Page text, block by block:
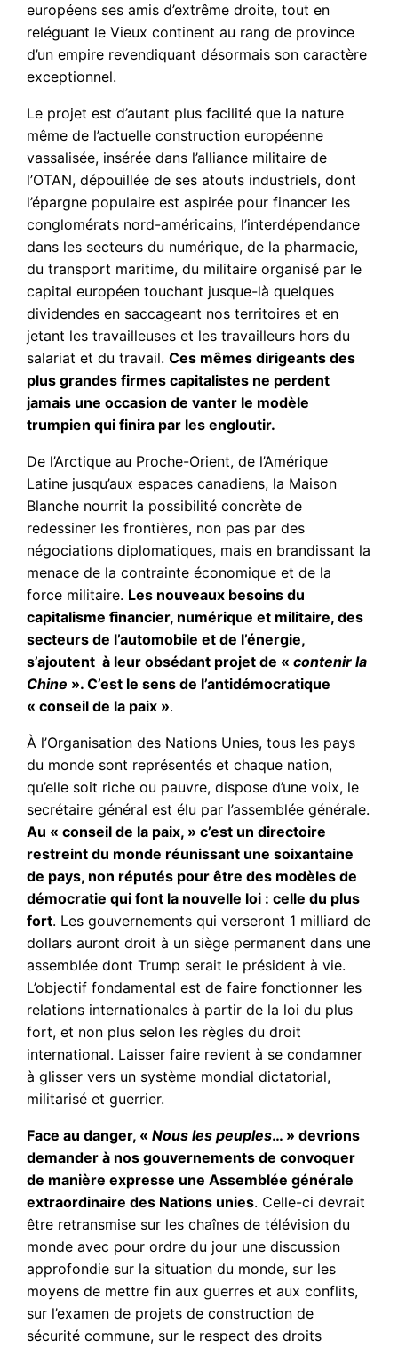
européens ses amis d’extrême droite, tout en
reléguant le Vieux continent au rang de province
d’un empire revendiquant désormais son caractère
exceptionnel.
Le projet est d’autant plus facilité que la nature
même de l’actuelle construction européenne
vassalisée, insérée dans l’alliance militaire de
l’OTAN, dépouillée de ses atouts industriels, dont
l’épargne populaire est aspirée pour financer les
conglomérats nord-américains, l’interdépendance
dans les secteurs du numérique, de la pharmacie,
du transport maritime, du militaire organisé par le
capital européen touchant jusque-là quelques
dividendes en saccageant nos territoires et en
jetant les travailleuses et les travailleurs hors du
salariat et du travail.Ces mêmes dirigeants des
plus grandes firmes capitalistes ne perdent
jamais une occasion de vanter le modèle
trumpien qui finira par les engloutir.
De l’Arctique au Proche-Orient, de l’Amérique
Latine jusqu’aux espaces canadiens, la Maison
Blanche nourrit la possibilité concrète de
redessiner les frontières, non pas par des
négociations diplomatiques, mais en brandissant la
menace de la contrainte économique et de la
force militaire. Les nouveaux besoins du
capitalisme financier, numérique et militaire, des
secteurs de l’automobile et de l’énergie,
s’ajoutent à leur obsédant projet de «contenir la
Chine ». C’est le sens de l’antidémocratique
« conseil de la paix ».
À l’Organisation des Nations Unies, tous les pays
du monde sont représentés et chaque nation,
qu’elle soit riche ou pauvre, dispose d’une voix, le
secrétaire général est élu par l’assemblée générale.
Au « conseil de la paix, » c’est un directoire
restreint du monde réunissant une soixantaine
de pays, non réputés pour être des modèles de
démocratie qui font la nouvelle loi : celle du plus
fort. Les gouvernements qui verseront 1 milliard de
dollars auront droit à un siège permanent dans une
assemblée dont Trump serait le président à vie.
L’objectif fondamental est de faire fonctionner les
relations internationales à partir de la loi du plus
fort, et non plus selon les règles du droit
international. Laisser faire revient à se condamner
à glisser vers un système mondial dictatorial,
militarisé et guerrier.
Face au danger, «Nous les peuples… » devrions
demander à nos gouvernements de convoquer
de manière expresse une Assemblée générale
extraordinaire des Nations unies. Celle-ci devrait
être retransmise sur les chaînes de télévision du
monde avec pour ordre du jour une discussion
approfondie sur la situation du monde, sur les
moyens de mettre fin aux guerres et aux conflits,
sur l’examen de projets de construction de
sécurité commune, sur le respect des droits